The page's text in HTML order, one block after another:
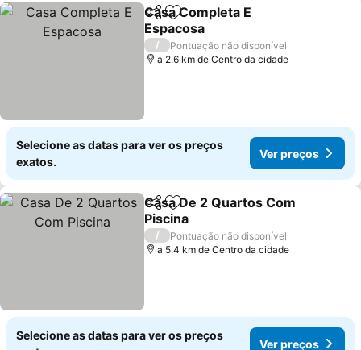
PartilharAdicionar aos favoritos
Casa Completa E
Espacosa
/
Pontuação não disponível
a 2.6 km de Centro da cidade
Selecione as datas para ver os preços
exatos.
Ver preços
PartilharAdicionar aos favoritos
Casa De 2 Quartos Com
Piscina
/
Pontuação não disponível
a 5.4 km de Centro da cidade
Selecione as datas para ver os preços
Ver preços